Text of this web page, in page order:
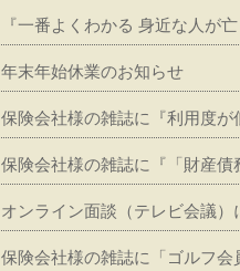
『一番よくわかる 身近な人が
年末年始休業のお知らせ
保険会社様の雑誌に『利用度が
保険会社様の雑誌に『「財産債
オンライン面談（テレビ会議）
保険会社様の雑誌に「ゴルフ会